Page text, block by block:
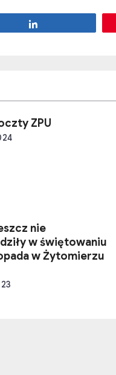
ZPU
nie
w świętowaniu
w Żytomierzu